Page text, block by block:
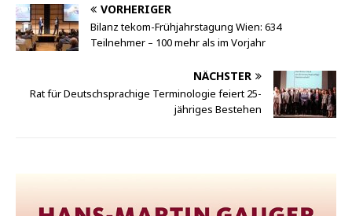
VORHERIGER
Bilanz tekom-Frühjahrstagung Wien: 634
Teilnehmer – 100 mehr als im Vorjahr
NÄCHSTER
Rat für Deutschsprachige Terminologie feiert 25-
jähriges Bestehen